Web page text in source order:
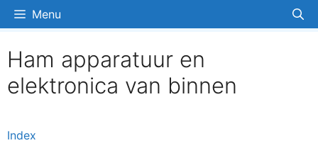
naar
inhoud
Menu
Ham apparatuur en
elektronica van binnen
Index